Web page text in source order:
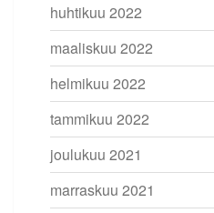
huhtikuu 2022
maaliskuu 2022
helmikuu 2022
tammikuu 2022
joulukuu 2021
marraskuu 2021